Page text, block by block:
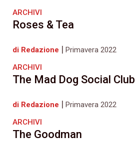
ARCHIVI
Roses & Tea
di Redazione | Primavera 2022
ARCHIVI
The Mad Dog Social Club
di Redazione | Primavera 2022
ARCHIVI
The Goodman